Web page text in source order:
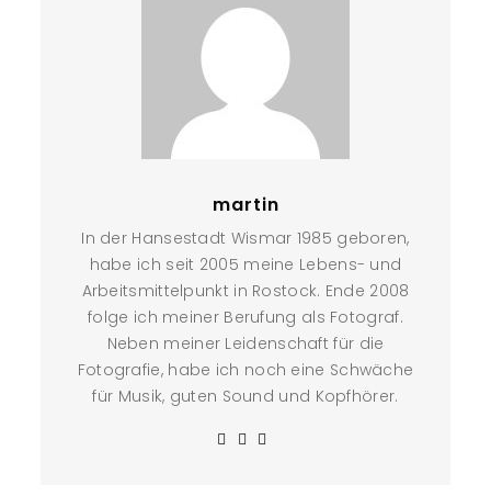
martin
In der Hansestadt Wismar 1985 geboren,
habe ich seit 2005 meine Lebens- und
Arbeitsmittelpunkt in Rostock. Ende 2008
folge ich meiner Berufung als Fotograf.
Neben meiner Leidenschaft für die
Fotografie, habe ich noch eine Schwäche
für Musik, guten Sound und Kopfhörer.